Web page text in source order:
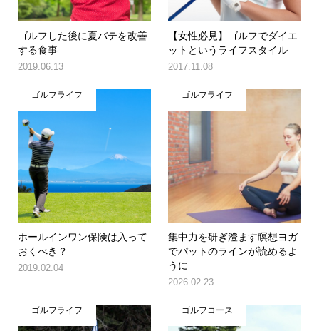
ゴルフした後に夏バテを改善
する食事
2019.06.13
【女性必見】ゴルフでダイエ
ットというライフスタイル
2017.11.08
ゴルフライフ
ホールインワン保険は入って
おくべき？
2019.02.04
ゴルフライフ
集中力を研ぎ澄ます瞑想ヨガ
でパットのラインが読めるよ
うに
2026.02.23
ゴルフライフ ゴルフコース